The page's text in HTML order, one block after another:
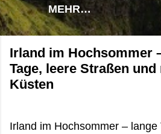
MEHR…
Irland im Hochsommer
Tage, leere Straßen und
Küsten
Irland im Hochsommer –